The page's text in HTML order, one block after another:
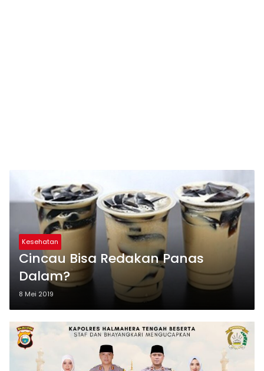
Kesehatan
Cincau Bisa Redakan Panas
Dalam?
8 Mei 2019